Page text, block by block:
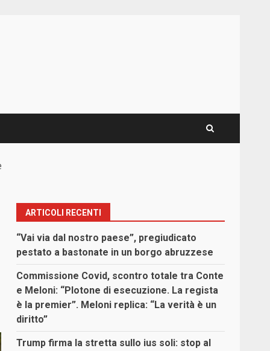
ARTICOLI RECENTI
“Vai via dal nostro paese”, pregiudicato
pestato a bastonate in un borgo abruzzese
Commissione Covid, scontro totale tra Conte
e Meloni: “Plotone di esecuzione. La regista
è la premier”. Meloni replica: “La verità è un
diritto”
Trump firma la stretta sullo ius soli: stop al